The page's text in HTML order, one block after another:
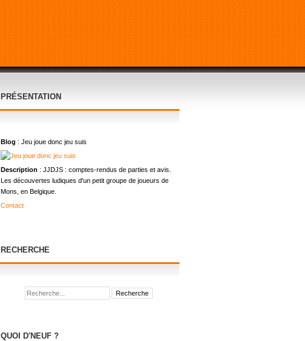
PRÉSENTATION
Blog : Jeu joue donc jeu suis
Description : JJDJS : comptes-rendus de parties et avis.
Les découvertes ludiques d'un petit groupe de joueurs de
Mons, en Belgique.
Contact
RECHERCHE
QUOI D'NEUF ?